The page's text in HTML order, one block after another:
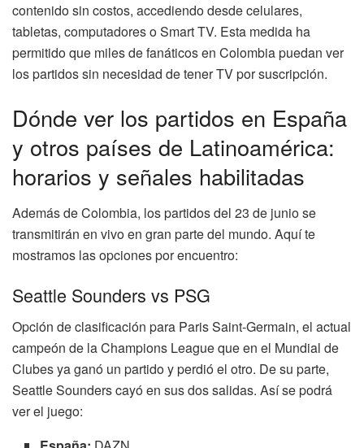
contenido sin costos, accediendo desde celulares,
tabletas, computadores o Smart TV. Esta medida ha
permitido que miles de fanáticos en Colombia puedan ver
los partidos sin necesidad de tener TV por suscripción.
Dónde ver los partidos en España
y otros países de Latinoamérica:
horarios y señales habilitadas
Además de Colombia, los partidos del 23 de junio se
transmitirán en vivo en gran parte del mundo. Aquí te
mostramos las opciones por encuentro:
Seattle Sounders vs PSG
Opción de clasificación para Paris Saint-Germain, el actual
campeón de la Champions League que en el Mundial de
Clubes ya ganó un partido y perdió el otro. De su parte,
Seattle Sounders cayó en sus dos salidas. Así se podrá
ver el juego: